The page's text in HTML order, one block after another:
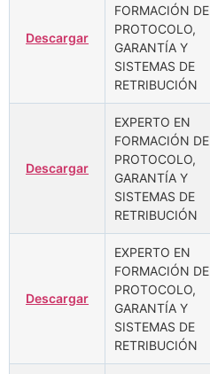
Descargar
FORMACIÓN DE
PROTOCOLO,
GARANTÍA Y
SISTEMAS DE
RETRIBUCIÓN
Descargar
EXPERTO EN
FORMACIÓN DE
PROTOCOLO,
GARANTÍA Y
SISTEMAS DE
RETRIBUCIÓN
Descargar
EXPERTO EN
FORMACIÓN DE
PROTOCOLO,
GARANTÍA Y
SISTEMAS DE
RETRIBUCIÓN